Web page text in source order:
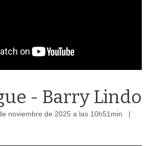
- Barry Lindo
noviembre de 2025 a las 10h51min |